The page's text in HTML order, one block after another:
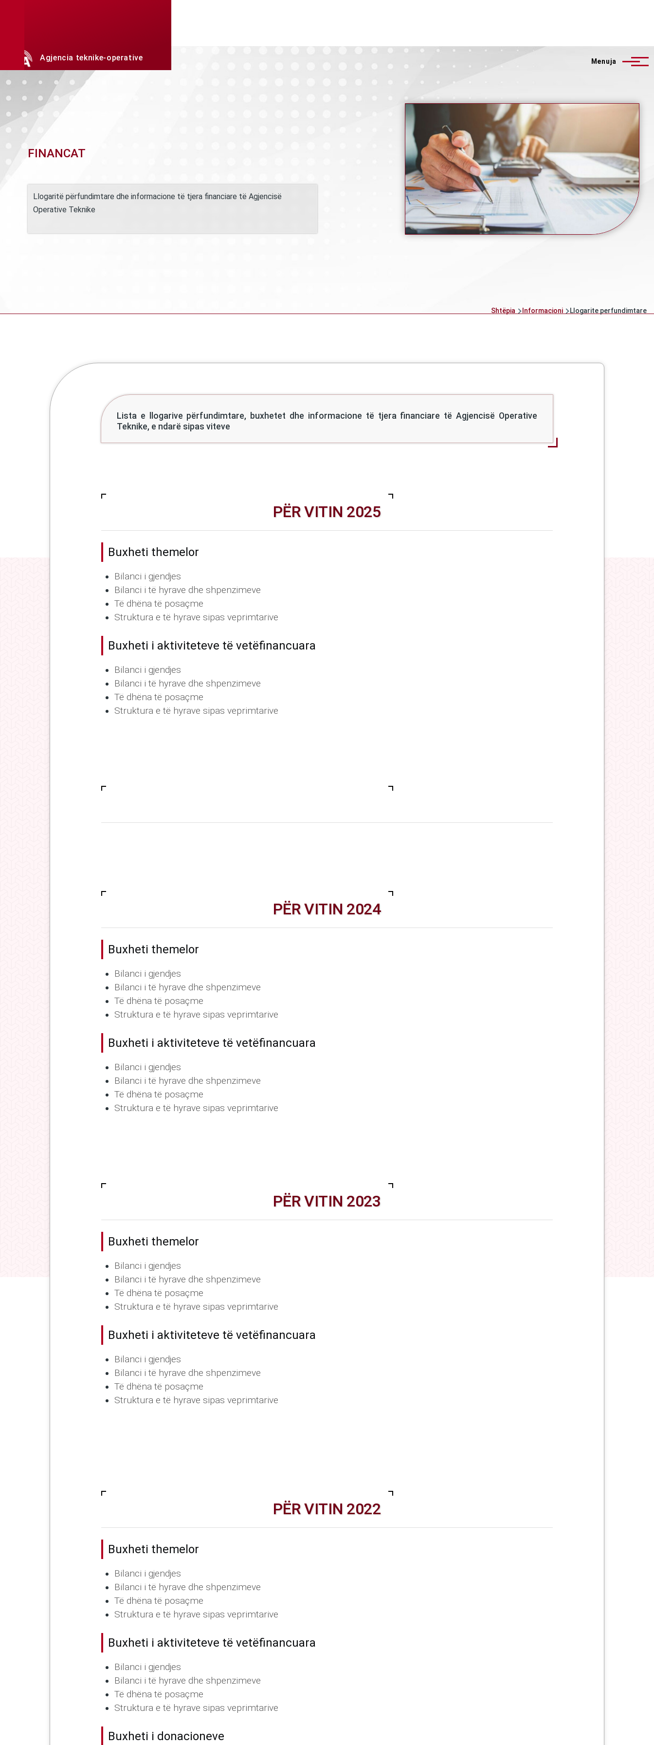
Agjencia teknike-operative Menuja
Breadcrumb Shtëpia Informacioni Llogarite perfundimtare
Llogarite perfundimtare
FINANCAT
Llogaritë përfundimtare dhe informacione të tjera financiare të Agjencisë
Operative Teknike
Lista e llogarive përfundimtare, buxhetet dhe informacione të tjera financiare të Agjencisë Operative
Teknike, e ndarë sipas viteve
PËR VITIN 2025
Buxheti themelor
Bilanci i gjendjes
Bilanci i të hyrave dhe shpenzimeve
Të dhëna të posaçme
Struktura e të hyrave sipas veprimtarive
Buxheti i aktiviteteve të vetëfinancuara
Bilanci i gjendjes
Bilanci i të hyrave dhe shpenzimeve
Të dhëna të posaçme
Struktura e të hyrave sipas veprimtarive
PËR VITIN 2024
Buxheti themelor
Bilanci i gjendjes
Bilanci i të hyrave dhe shpenzimeve
Të dhëna të posaçme
Struktura e të hyrave sipas veprimtarive
Buxheti i aktiviteteve të vetëfinancuara
Bilanci i gjendjes
Bilanci i të hyrave dhe shpenzimeve
Të dhëna të posaçme
Struktura e të hyrave sipas veprimtarive
PËR VITIN 2023
Buxheti themelor
Bilanci i gjendjes
Bilanci i të hyrave dhe shpenzimeve
Të dhëna të posaçme
Struktura e të hyrave sipas veprimtarive
Buxheti i aktiviteteve të vetëfinancuara
Bilanci i gjendjes
Bilanci i të hyrave dhe shpenzimeve
Të dhëna të posaçme
Struktura e të hyrave sipas veprimtarive
PËR VITIN 2022
Buxheti themelor
Bilanci i gjendjes
Bilanci i të hyrave dhe shpenzimeve
Të dhëna të posaçme
Struktura e të hyrave sipas veprimtarive
Buxheti i aktiviteteve të vetëfinancuara
Bilanci i gjendjes
Bilanci i të hyrave dhe shpenzimeve
Të dhëna të posaçme
Struktura e të hyrave sipas veprimtarive
Buxheti i donacioneve